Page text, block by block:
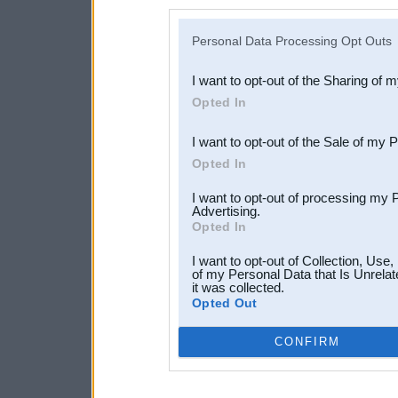
Downstream Participants
third parties.
Personal Data Processing Opt Outs
I want to opt-out of the Sharing of
Opted In
I want to opt-out of the Sale of my
Opted In
I want to opt-out of processing my
Advertising.
Opted In
I want to opt-out of Collection,
of my Personal Data that Is
it was collected.
Opted Out
CONFIRM